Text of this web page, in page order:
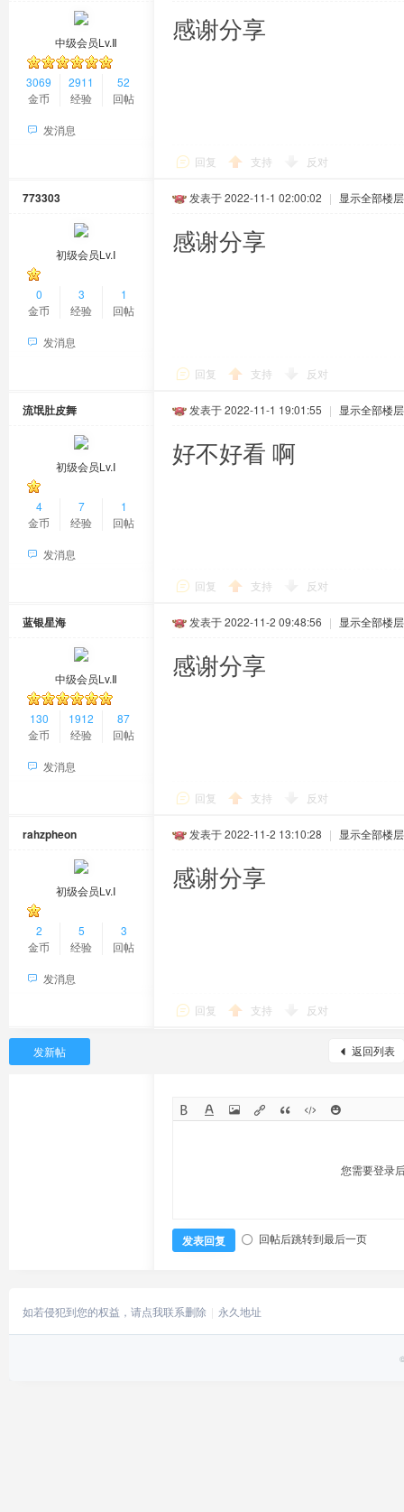
中级会员Lv.Ⅱ
3069
金币
2911
经验
52
回帖
发消息
感谢分享
回复 支持 反对
773303
初级会员Lv.Ⅰ
0
金币
3
经验
1
回帖
发消息
发表于 2022-11-1 02:00:02 | 显示全部楼层
感谢分享
回复 支持 反对
流氓肚皮舞
初级会员Lv.Ⅰ
4
金币
7
经验
1
回帖
发消息
发表于 2022-11-1 19:01:55 | 显示全部楼层
好不好看 啊
回复 支持 反对
蓝银星海
中级会员Lv.Ⅱ
130
金币
1912
经验
87
回帖
发消息
发表于 2022-11-2 09:48:56 | 显示全部楼层
感谢分享
回复 支持 反对
rahzpheon
初级会员Lv.Ⅰ
2
金币
5
经验
3
回帖
发消息
发表于 2022-11-2 13:10:28 | 显示全部楼层
感谢分享
回复 支持 反对
返回列表
发新帖
您需要登录
发表回复 回帖后跳转到最后一页
如若侵犯到您的权益，请点我联系删除 永久地址